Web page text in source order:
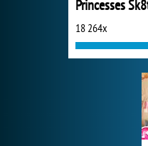
18 264x